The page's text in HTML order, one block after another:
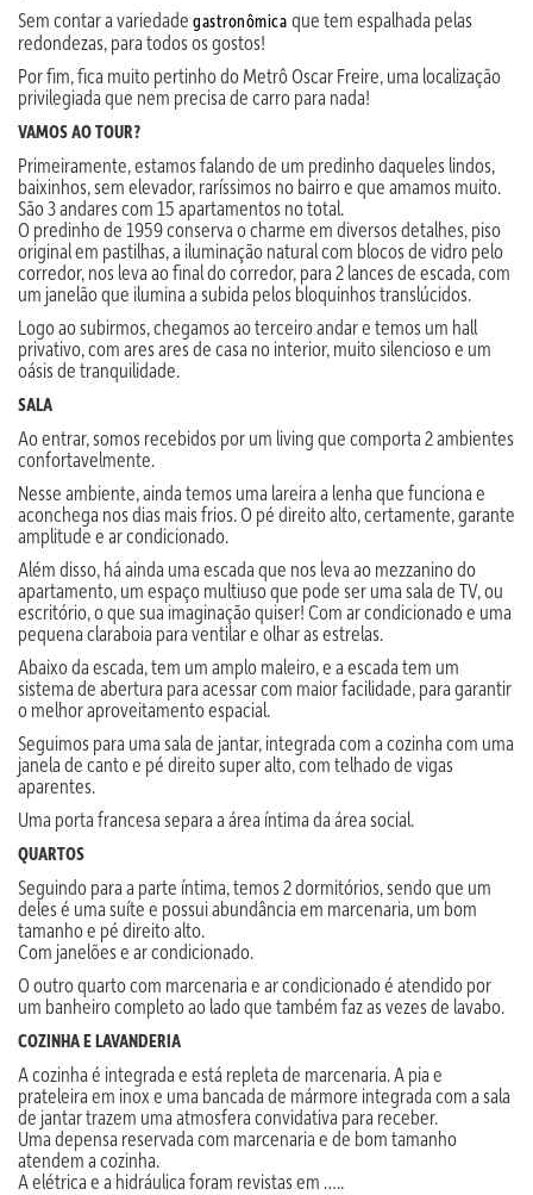
Sem contar a variedade gastronômica que tem espalhada pelas
redondezas, para todos os gostos!
Por fim, fica muito pertinho do Metrô Oscar Freire, uma localização
privilegiada que nem precisa de carro para nada!
VAMOS AO TOUR?
Primeiramente, estamos falando de um predinho daqueles lindos,
baixinhos, sem elevador, raríssimos no bairro e que amamos muito.
São 3 andares com 15 apartamentos no total.
O predinho de 1959 conserva o charme em diversos detalhes, piso
original em pastilhas, a iluminação natural com blocos de vidro pelo
corredor, nos leva ao final do corredor, para 2 lances de escada, com
um janelão que ilumina a subida pelos bloquinhos translúcidos.
Logo ao subirmos, chegamos ao terceiro andar e temos um hall
privativo, com ares ares de casa no interior, muito silencioso e um
oásis de tranquilidade.
SALA
Ao entrar, somos recebidos por um living que comporta 2 ambientes
confortavelmente.
Nesse ambiente, ainda temos uma lareira a lenha que funciona e
aconchega nos dias mais frios. O pé direito alto, certamente, garante
amplitude e ar condicionado.
Além disso, há ainda uma escada que nos leva ao mezzanino do
apartamento, um espaço multiuso que pode ser uma sala de TV, ou
escritório, o que sua imaginação quiser! Com ar condicionado e uma
pequena claraboia para ventilar e olhar as estrelas.
Abaixo da escada, tem um amplo maleiro, e a escada tem um
sistema de abertura para acessar com maior facilidade, para garantir
o melhor aproveitamento espacial.
Seguimos para uma sala de jantar, integrada com a cozinha com uma
janela de canto e pé direito super alto, com telhado de vigas
aparentes.
Uma porta francesa separa a área íntima da área social.
QUARTOS
Seguindo para a parte íntima, temos 2 dormitórios, sendo que um
deles é uma suíte e possui abundância em marcenaria, um bom
tamanho e pé direito alto.
Com janelões e ar condicionado.
O outro quarto com marcenaria e ar condicionado é atendido por
um banheiro completo ao lado que também faz as vezes de lavabo.
COZINHA E LAVANDERIA
A cozinha é integrada e está repleta de marcenaria. A pia e
prateleira em inox e uma bancada de mármore integrada com a sala
de jantar trazem uma atmosfera convidativa para receber.
Uma depensa reservada com marcenaria e de bom tamanho
atendem a cozinha.
A elétrica e a hidráulica foram revistas em …..